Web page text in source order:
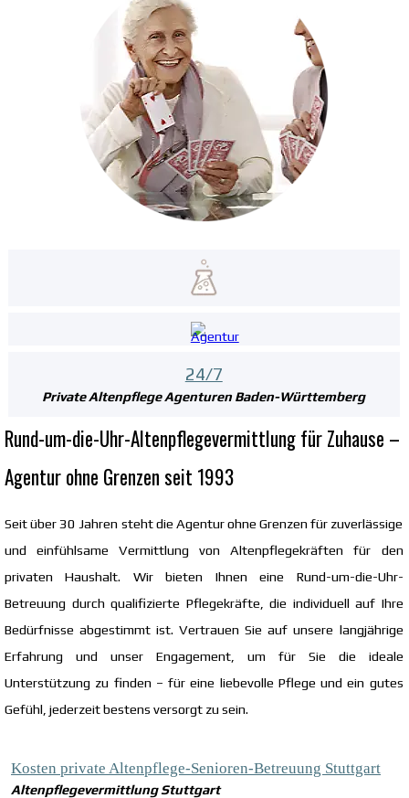
24/7
Private Altenpflege AgenturenBaden-Württemberg
Rund-um-die-Uhr-Altenpflegevermittlung für Zuhause –
Agentur ohne Grenzen seit 1993
Seit über 30 Jahren steht die Agentur ohne Grenzen für zuverlässige
und einfühlsame Vermittlung von Altenpflegekräften für den
privaten Haushalt. Wir bieten Ihnen eine Rund-um-die-Uhr-
Betreuung durch qualifizierte Pflegekräfte, die individuell auf Ihre
Bedürfnisse abgestimmt ist.Vertrauen Sie auf unsere langjährige
Erfahrung und unser Engagement, um für Sie die ideale
Unterstützung zu finden – für eine liebevolle Pflege und ein gutes
Gefühl, jederzeit bestens versorgt zu sein.
Kosten private Altenpflege-Senioren-Betreuung Stuttgart
Altenpflegevermittlung Stuttgart